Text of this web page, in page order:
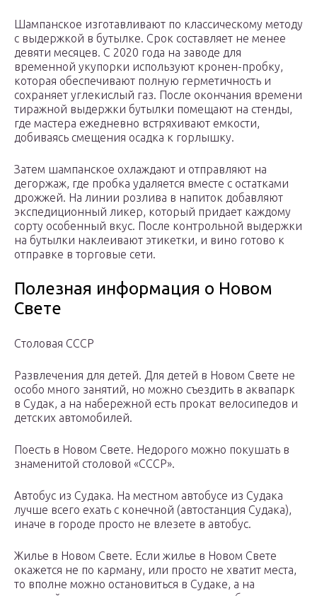
Шампанское изготавливают по классическому методу
с выдержкой в бутылке. Срок составляет не менее
девяти месяцев. С 2020 года на заводе для
временной укупорки используют кронен-пробку,
которая обеспечивают полную герметичность и
сохраняет углекислый газ. После окончания времени
тиражной выдержки бутылки помещают на стенды,
где мастера ежедневно встряхивают емкости,
добиваясь смещения осадка к горлышку.
Затем шампанское охлаждают и отправляют на
дегоржаж, где пробка удаляется вместе с остатками
дрожжей. На линии розлива в напиток добавляют
экспедиционный ликер, который придает каждому
сорту особенный вкус. После контрольной выдержки
на бутылки наклеивают этикетки, и вино готово к
отправке в торговые сети.
Полезная информация о Новом
Свете
Столовая СССР
Развлечения для детей. Для детей в Новом Свете не
особо много занятий, но можно съездить в аквапарк
в Судак, а на набережной есть прокат велосипедов и
детских автомобилей.
Поесть в Новом Свете. Недорого можно покушать в
знаменитой столовой «СССР».
Автобус из Судака. На местном автобусе из Судака
лучше всего ехать с конечной (автостанция Судака),
иначе в городе просто не влезете в автобус.
Жилье в Новом Свете. Если жилье в Новом Свете
окажется не по карману, или просто не хватит места,
то вполне можно остановиться в Судаке, а на